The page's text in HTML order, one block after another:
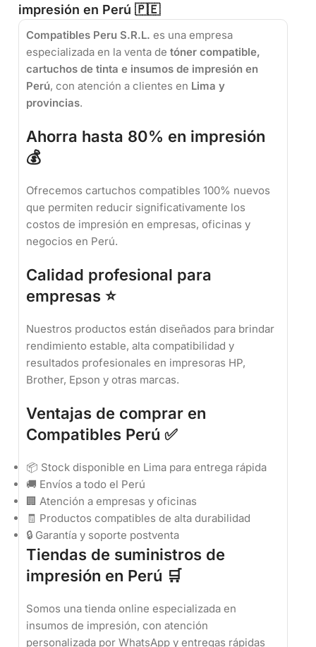
impresión en Perú 🇵🇪
Compatibles Peru S.R.L. es una empresa
especializada en la venta de tóner compatible,
cartuchos de tinta e insumos de impresión en
Perú, con atención a clientes en Lima y
provincias.
Ahorra hasta 80% en impresión
💰
Ofrecemos cartuchos compatibles 100% nuevos
que permiten reducir significativamente los
costos de impresión en empresas, oficinas y
negocios en Perú.
Calidad profesional para
empresas ⭐
Nuestros productos están diseñados para brindar
rendimiento estable, alta compatibilidad y
resultados profesionales en impresoras HP,
Brother, Epson y otras marcas.
Ventajas de comprar en
Compatibles Perú ✅
📦 Stock disponible en Lima para entrega rápida
🚚 Envíos a todo el Perú
🏢 Atención a empresas y oficinas
🧾 Productos compatibles de alta durabilidad
🔒 Garantía y soporte postventa
Tiendas de suministros de
impresión en Perú 🛒
Somos una tienda online especializada en
insumos de impresión, con atención
personalizada por WhatsApp y entregas rápidas